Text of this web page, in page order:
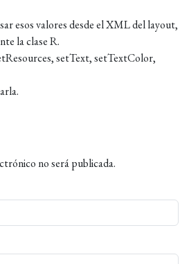
esos valores desde el XML del layout,
la clase R.
setText, setTextColor,
no será publicada.